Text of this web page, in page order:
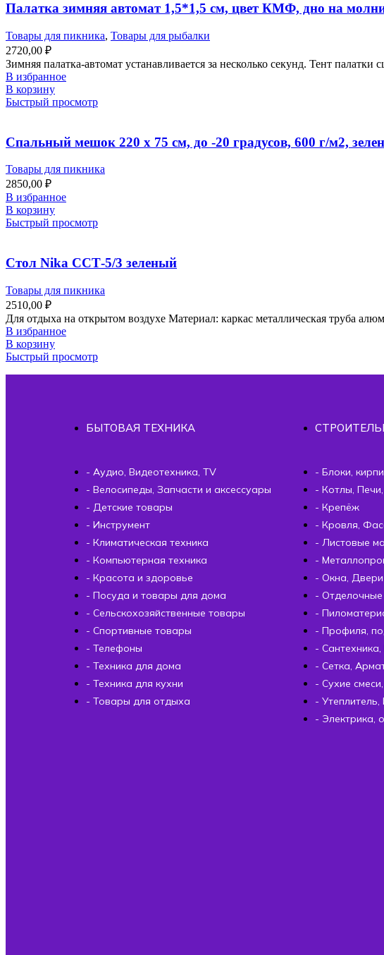
Палатка зимняя автомат 1,5*1,5 см, цвет КМФ, дно на
Товары для пикника, Товары для рыбалки
2720,00 ₽
Зимняя палатка-автомат устанавливается за несколько секунд. Тент
В избранное
В корзину
Быстрый просмотр
Спальный мешок 220 х 75 см, до -20 градусов, 600 г/м2,
Товары для пикника
2850,00 ₽
В избранное
В корзину
Быстрый просмотр
Стол Nika ССТ-5/3 зеленый
Товары для пикника
2510,00 ₽
Для отдыха на открытом воздухе Материал: каркас металлическая труба
В избранное
В корзину
Быстрый просмотр
БЫТОВАЯ ТЕХНИКА
- Аудио, Видеотехника, TV
- Велосипеды, Запчасти и аксессуары
- Детские товары
- Инструмент
- Климатическая техника
- Компьютерная техника
- Красота и здоровье
- Посуда и товары для дома
- Сельскохозяйственные товары
- Спортивные товары
- Телефоны
- Техника для дома
- Техника для кухни
- Товары для отдыха
- Блоки,
- Котлы,
- Крепёж
- Кровля,
- Листовые
-
- Окна, Двери
-
-
- Профиля,
-
- Сетка,
- Сухие
- Утеплитель,
- Электрика,